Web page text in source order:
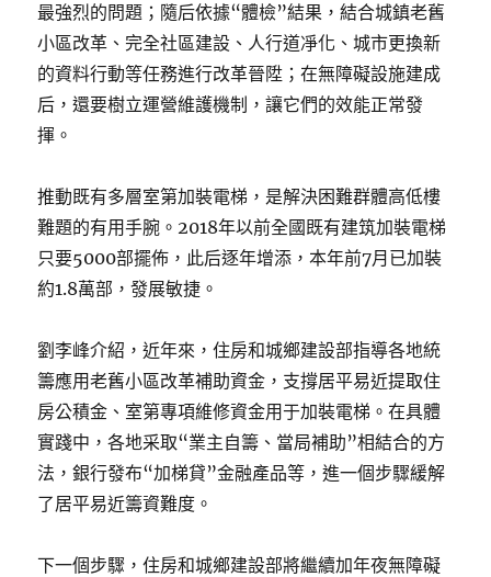
最強烈的問題；隨后依據“體檢”結果，結合城鎮老舊
小區改革、完全社區建設、人行道凈化、城市更換新
的資料行動等任務進行改革晉陞；在無障礙設施建成
后，還要樹立運營維護機制，讓它們的效能正常發
揮。
推動既有多層室第加裝電梯，是解決困難群體高低樓
難題的有用手腕。2018年以前全國既有建筑加裝電梯
只要5000部擺佈，此后逐年增添，本年前7月已加裝
約1.8萬部，發展敏捷。
劉李峰介紹，近年來，住房和城鄉建設部指導各地統
籌應用老舊小區改革補助資金，支撐居平易近提取住
房公積金、室第專項維修資金用于加裝電梯。在具體
實踐中，各地采取“業主自籌、當局補助”相結合的方
法，銀行發布“加梯貸”金融產品等，進一個步驟緩解
了居平易近籌資難度。
下一個步驟，住房和城鄉建設部將繼續加年夜無障礙